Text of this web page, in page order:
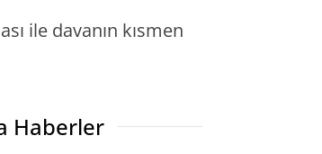
ile davanın kısmen
Haberler